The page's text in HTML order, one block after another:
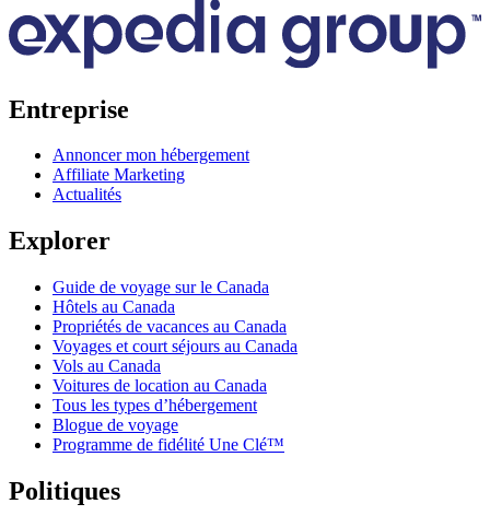
Entreprise
Annoncer mon hébergement
Affiliate Marketing
Actualités
Explorer
Guide de voyage sur le Canada
Hôtels au Canada
Propriétés de vacances au Canada
Voyages et court séjours au Canada
Vols au Canada
Voitures de location au Canada
Tous les types d’hébergement
Blogue de voyage
Programme de fidélité Une Clé™
Politiques